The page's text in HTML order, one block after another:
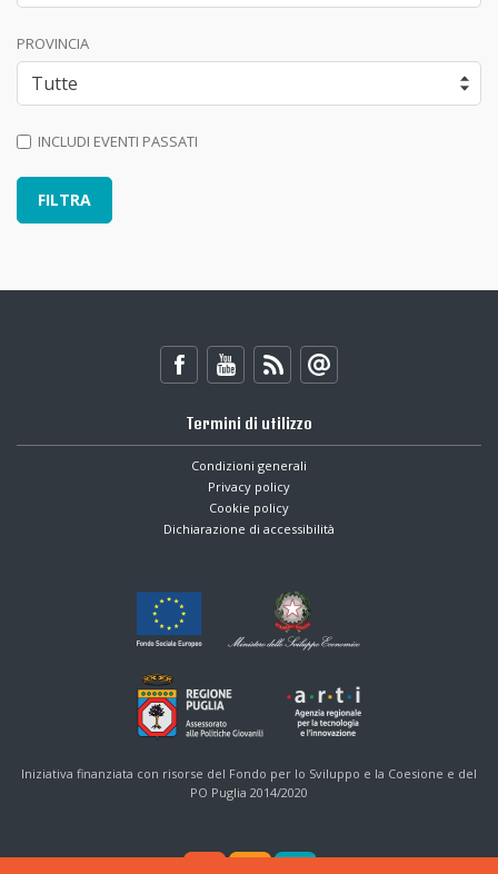
PROVINCIA
INCLUDI EVENTI PASSATI
Termini di utilizzo
Condizioni generali
Privacy policy
Cookie policy
Dichiarazione di accessibilità
Iniziativa finanziata con risorse del Fondo per lo Sviluppo e la Coesione e del
PO Puglia 2014/2020